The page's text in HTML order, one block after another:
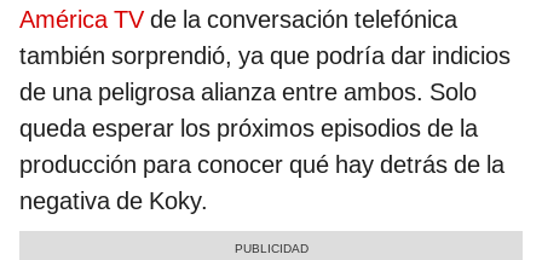
América TV de la conversación telefónica
también sorprendió, ya que podría dar indicios
de una peligrosa alianza entre ambos. Solo
queda esperar los próximos episodios de la
producción para conocer qué hay detrás de la
negativa de Koky.